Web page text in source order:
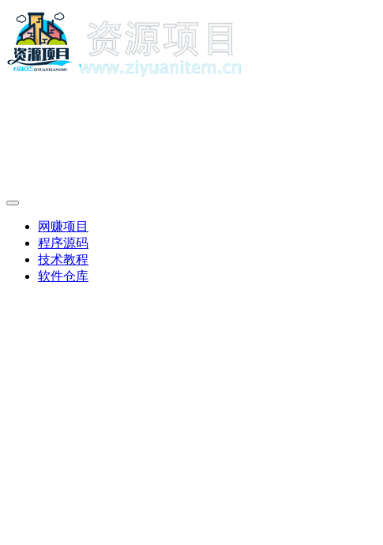
网赚项目
程序源码
技术教程
软件仓库